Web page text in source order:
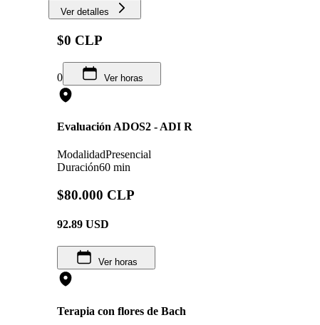
Ver detalles
$0 CLP
0 Ver horas
Evaluación ADOS2 - ADI R
ModalidadPresencial
Duración60 min
$80.000 CLP
92.89 USD
Ver horas
Terapia con flores de Bach